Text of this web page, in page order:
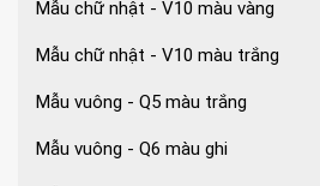
Mẫu chữ nhật - V10 màu vàng
Mẫu chữ nhật - V10 màu trắng
Mẫu vuông - Q5 màu trắng
Mẫu vuông - Q6 màu ghi